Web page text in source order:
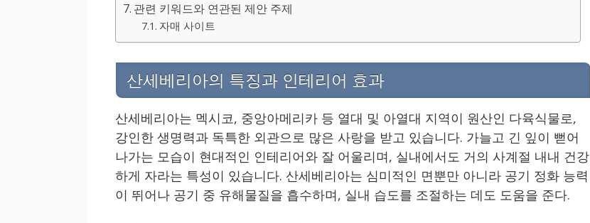
관련 키워드와 연관된 제안 주제
자매 사이트
산세베리아의 특징과 인테리어 효과
산세베리아는 멕시코, 중앙아메리카 등 열대 및 아열대 지역이 원산인 다육식물로,
강인한 생명력과 독특한 외관으로 많은 사랑을 받고 있습니다. 가늘고 긴 잎이 뻗어
나가는 모습이 현대적인 인테리어와 잘 어울리며, 실내에서도 거의 사계절 내내 건강
하게 자라는 특성이 있습니다. 산세베리아는 심미적인 면뿐만 아니라 공기 정화 능력
이 뛰어나 공기 중 유해물질을 흡수하며, 실내 습도를 조절하는 데도 도움을 준다.